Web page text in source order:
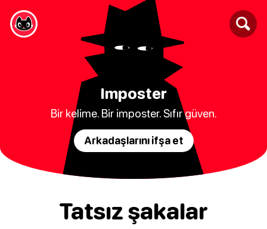
Imposter
Bir kelime. Bir imposter. Sıfır güven.
Arkadaşlarını ifşa et
Tatsız şakalar